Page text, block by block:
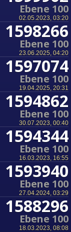
Ebene 100
02.05.2023, 03:20
1598266
Ebene 100
23.06.2025, 04:20
1597074
Ebene 100
19.04.2025, 20:31
1594862
Ebene 100
30.07.2023, 00:40
1594344
Ebene 100
16.03.2023, 16:55
1593940
Ebene 100
27.04.2024, 03:29
1588296
Ebene 100
18.03.2023, 08:08